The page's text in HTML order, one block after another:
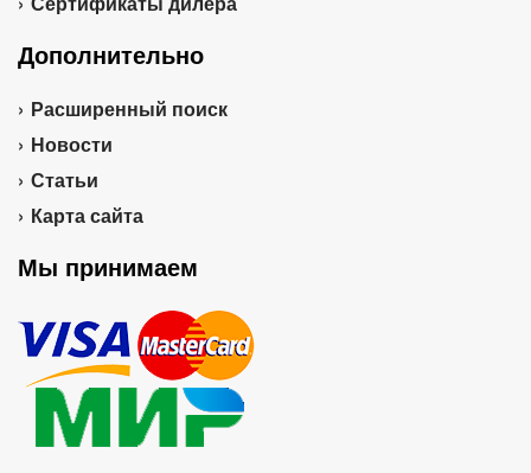
Дополнительно
Расширенный поиск
Новости
Статьи
Карта сайта
Мы принимаем